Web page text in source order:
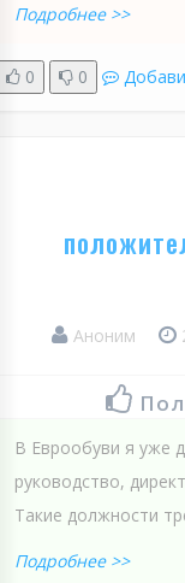
Подробнее >>
0 0
Аноним
В Еврообуви я уже
руководство,
Такие должности
Подробнее >>